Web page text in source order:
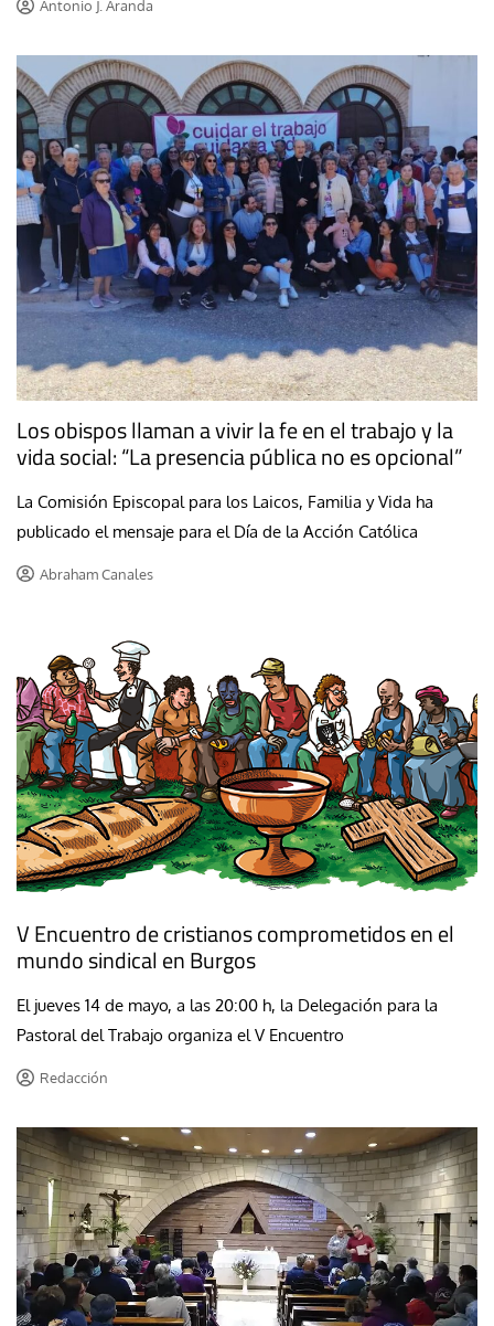
Antonio J. Aranda
Los obispos llaman a vivir la fe en el trabajo y la
vida social: “La presencia pública no es opcional”
La Comisión Episcopal para los Laicos, Familia y Vida ha
publicado el mensaje para el Día de la Acción Católica
Abraham Canales
V Encuentro de cristianos comprometidos en el
mundo sindical en Burgos
El jueves 14 de mayo, a las 20:00 h, la Delegación para la
Pastoral del Trabajo organiza el V Encuentro
Redacción